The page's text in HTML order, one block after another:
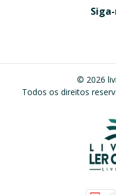
© 2026
Todos os direitos